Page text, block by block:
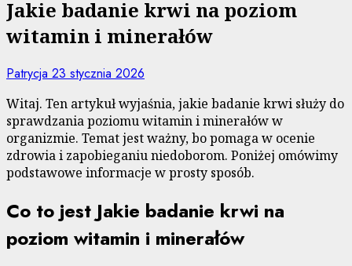
Jakie badanie krwi na poziom
witamin i minerałów
Patrycja 23 stycznia 2026
Witaj. Ten artykuł wyjaśnia, jakie badanie krwi służy do
sprawdzania poziomu witamin i minerałów w
organizmie. Temat jest ważny, bo pomaga w ocenie
zdrowia i zapobieganiu niedoborom. Poniżej omówimy
podstawowe informacje w prosty sposób.
Co to jest Jakie badanie krwi na
poziom witamin i minerałów